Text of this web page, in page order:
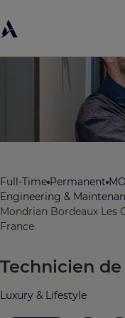
Full-Time Permanent
Engineering &
Mondrian Bordeaux Les
France
Technicien
Luxury & Lifestyle